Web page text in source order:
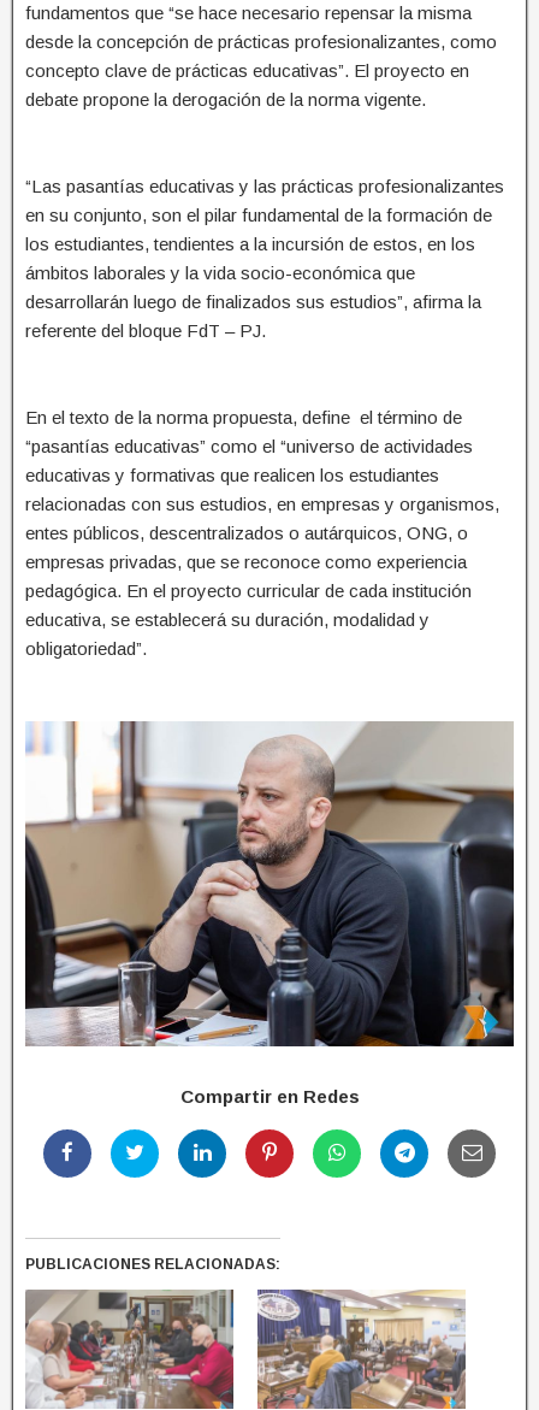
fundamentos que “se hace necesario repensar la misma
desde la concepción de prácticas profesionalizantes, como
concepto clave de prácticas educativas”. El proyecto en
debate propone la derogación de la norma vigente.
“Las pasantías educativas y las prácticas profesionalizantes
en su conjunto, son el pilar fundamental de la formación de
los estudiantes, tendientes a la incursión de estos, en los
ámbitos laborales y la vida socio-económica que
desarrollarán luego de finalizados sus estudios”, afirma la
referente del bloque FdT – PJ.
En el texto de la norma propuesta, define el término de
“pasantías educativas” como el “universo de actividades
educativas y formativas que realicen los estudiantes
relacionadas con sus estudios, en empresas y organismos,
entes públicos, descentralizados o autárquicos, ONG, o
empresas privadas, que se reconoce como experiencia
pedagógica. En el proyecto curricular de cada institución
educativa, se establecerá su duración, modalidad y
obligatoriedad”.
Compartir en Redes
PUBLICACIONES RELACIONADAS: